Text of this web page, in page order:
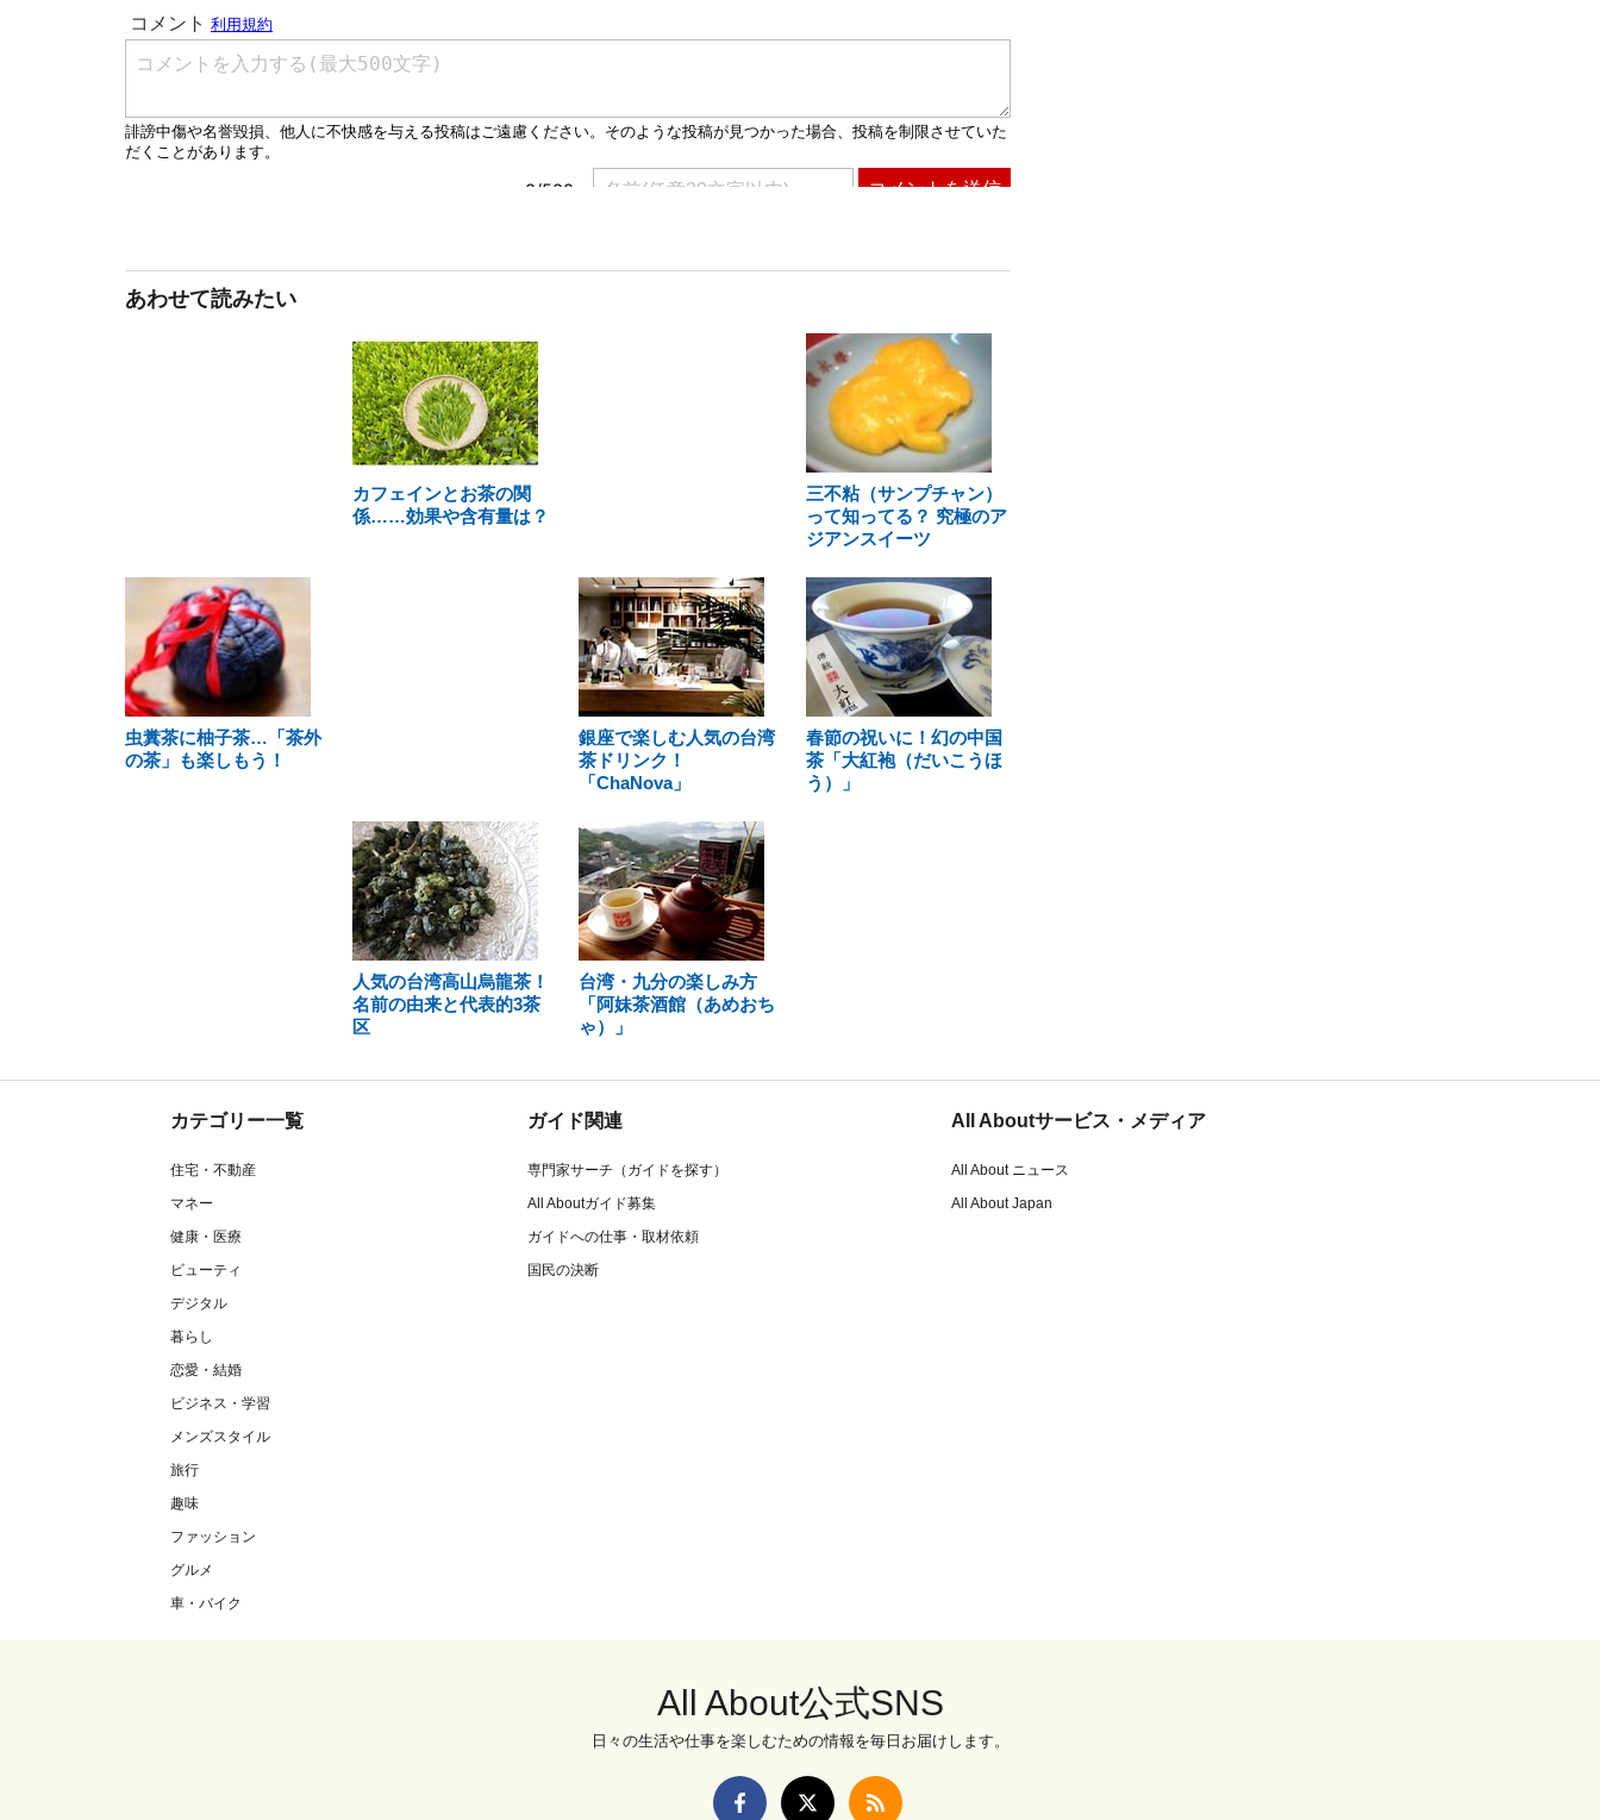
あわせて読みたい
カフェインとお茶の関
係……効果や含有量は？
三不粘（サンプチャン）
って知ってる？ 究極のア
ジアンスイーツ
虫糞茶に柚子茶…「茶外
の茶」も楽しもう！
銀座で楽しむ人気の台湾
茶ドリンク！
「ChaNova」
春節の祝いに！幻の中国
茶「大紅袍（だいこうほ
う）」
人気の台湾高山烏龍茶！
名前の由来と代表的3茶
区
台湾・九分の楽しみ方
「阿妹茶酒館（あめおち
ゃ）」
カテゴリー一覧
住宅・不動産
マネー
健康・医療
ビューティ
デジタル
暮らし
恋愛・結婚
ビジネス・学習
メンズスタイル
旅行
趣味
ファッション
グルメ
車・バイク
ガイド関連
専門家サーチ（ガイドを探す）
All Aboutガイド募集
ガイドへの仕事・取材依頼
国民の決断
All Aboutサービス・メディア
All About ニュース
All About Japan
All About公式SNS
日々の生活や仕事を楽しむための情報を毎日お届けします。